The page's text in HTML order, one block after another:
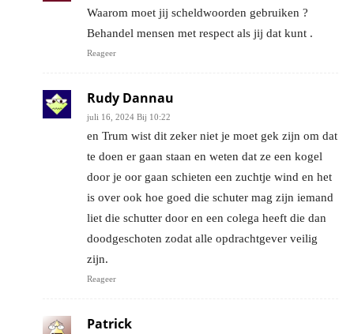
Waarom moet jij scheldwoorden gebruiken ?
Behandel mensen met respect als jij dat kunt .
Reageer
Rudy Dannau
juli 16, 2024 Bij 10:22
en Trum wist dit zeker niet je moet gek zijn om dat
te doen er gaan staan en weten dat ze een kogel
door je oor gaan schieten een zuchtje wind en het
is over ook hoe goed die schuter mag zijn iemand
liet die schutter door en een colega heeft die dan
doodgeschoten zodat alle opdrachtgever veilig
zijn.
Reageer
Patrick